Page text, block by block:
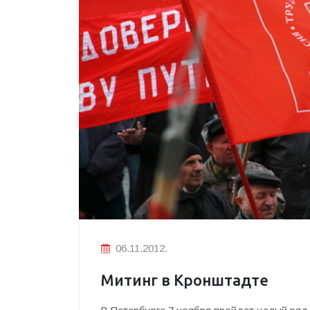
06.11.2012.
Митинг в Кронштадте